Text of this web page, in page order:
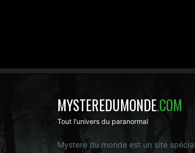
MYSTEREDUMONDE.COM
Tout l'univers du paranormal
Mystere du monde est un site